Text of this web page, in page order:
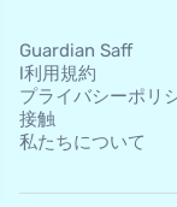
Guardian Saff
l利用規約
プライバシーポリ
接触
私たちについて